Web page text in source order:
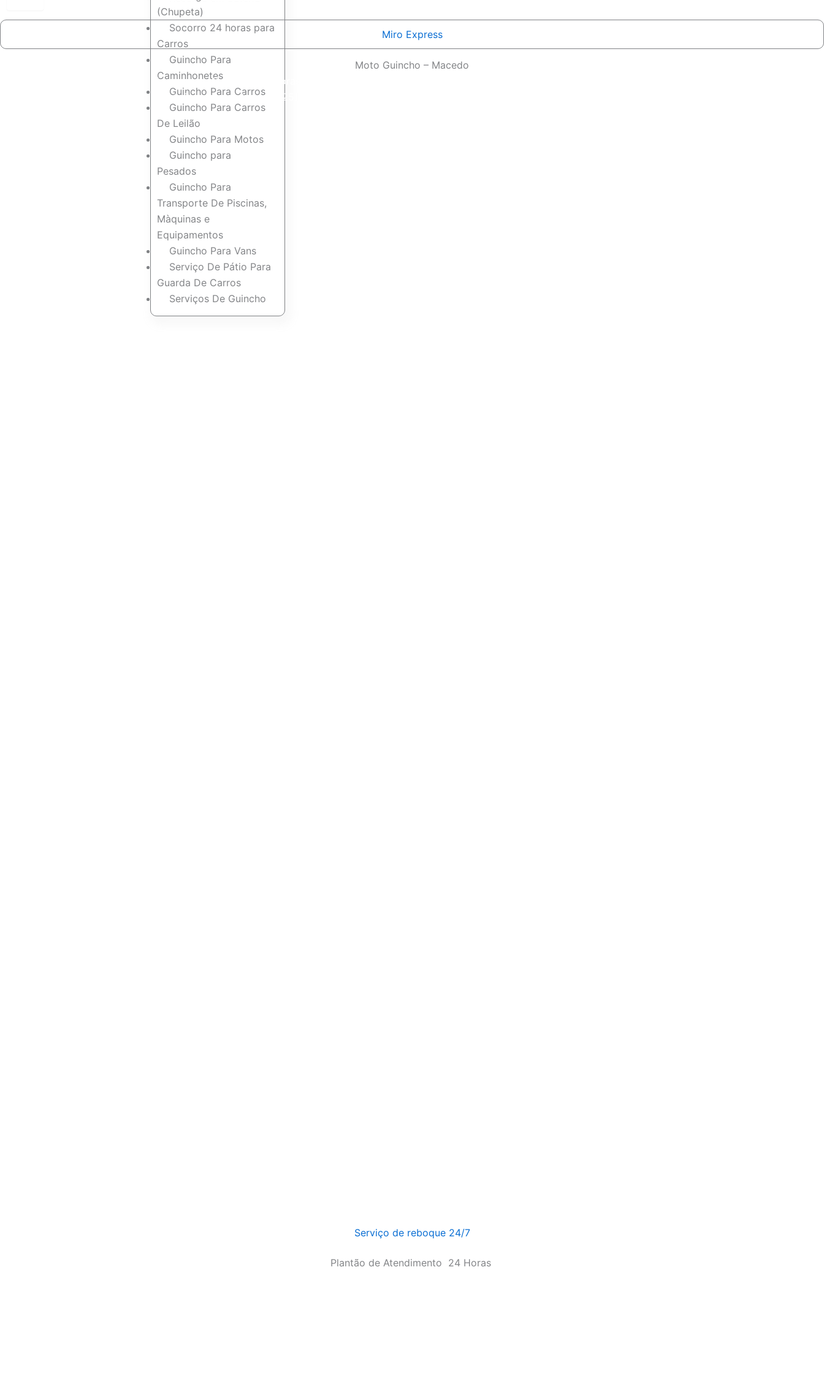
(Chupeta)
Socorro 24 horas para
Carros
Guincho Para
Caminhonetes
Guincho Para Carros
Guincho Para Carros
De Leilão
Guincho Para Motos
Guincho para
Pesados
Guincho Para
Transporte De Piscinas,
Màquinas e
Equipamentos
Guincho Para Vans
Serviço De Pátio Para
Guarda De Carros
Serviços De Guincho
Miro Express
Moto Guincho – Macedo
Empresa de Guinchos 24 Horas
[Mais Recomendada em 2025]
⭐⭐⭐⭐⭐
Serviço de reboque 24/7
Plantão de Atendimento 24 Horas